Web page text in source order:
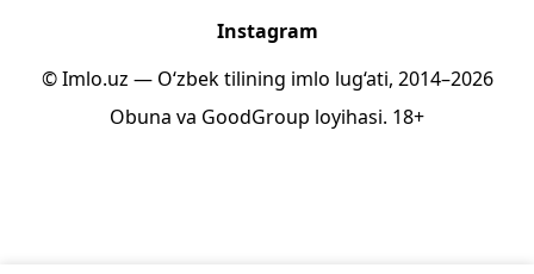
Instagram
© Imlo.uz — O‘zbek tilining imlo lug‘ati, 2014–2026
Obuna va GoodGroup loyihasi. 18+